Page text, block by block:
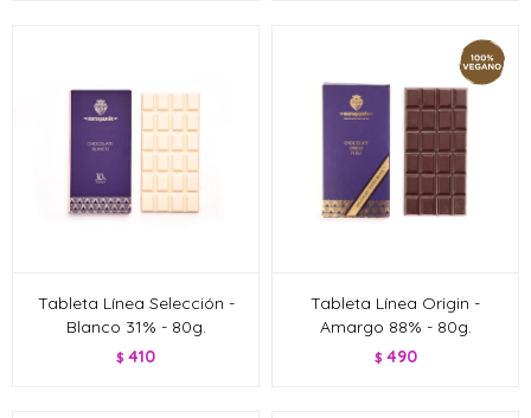
Tableta Línea Selección -
Blanco 31% - 80g.
$ 410
Tableta Línea Origin -
Amargo 88% - 80g.
$ 490